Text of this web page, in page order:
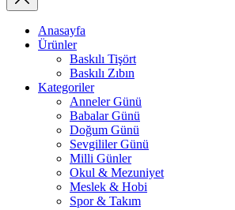
Anasayfa
Ürünler
Baskılı Tişört
Baskılı Zıbın
Kategoriler
Anneler Günü
Babalar Günü
Doğum Günü
Sevgililer Günü
Milli Günler
Okul & Mezuniyet
Meslek & Hobi
Spor & Takım